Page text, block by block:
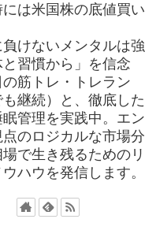
には米国株の底値買い
負けないメンタルは強
習慣から」を信念
筋トレ・トレラン
も継続）と、徹底した
管理を実践中。エン
点のロジカルな市場分
で生き残るためのリ
ハウを発信します。